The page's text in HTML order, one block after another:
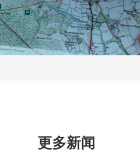
更多新闻